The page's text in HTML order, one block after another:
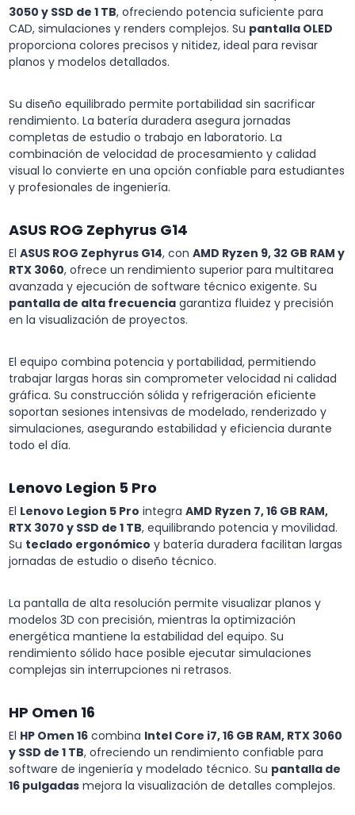
3050 y SSD de 1 TB, ofreciendo potencia suficiente para
CAD, simulaciones y renders complejos. Su pantalla OLED
proporciona colores precisos y nitidez, ideal para revisar
planos y modelos detallados.
Su diseño equilibrado permite portabilidad sin sacrificar
rendimiento. La batería duradera asegura jornadas
completas de estudio o trabajo en laboratorio. La
combinación de velocidad de procesamiento y calidad
visual lo convierte en una opción confiable para estudiantes
y profesionales de ingeniería.
ASUS ROG Zephyrus G14
El ASUS ROG Zephyrus G14, con AMD Ryzen 9, 32 GB RAM y
RTX 3060, ofrece un rendimiento superior para multitarea
avanzada y ejecución de software técnico exigente. Su
pantalla de alta frecuencia garantiza fluidez y precisión
en la visualización de proyectos.
El equipo combina potencia y portabilidad, permitiendo
trabajar largas horas sin comprometer velocidad ni calidad
gráfica. Su construcción sólida y refrigeración eficiente
soportan sesiones intensivas de modelado, renderizado y
simulaciones, asegurando estabilidad y eficiencia durante
todo el día.
Lenovo Legion 5 Pro
El Lenovo Legion 5 Pro integra AMD Ryzen 7, 16 GB RAM,
RTX 3070 y SSD de 1 TB, equilibrando potencia y movilidad.
Su teclado ergonómico y batería duradera facilitan largas
jornadas de estudio o diseño técnico.
La pantalla de alta resolución permite visualizar planos y
modelos 3D con precisión, mientras la optimización
energética mantiene la estabilidad del equipo. Su
rendimiento sólido hace posible ejecutar simulaciones
complejas sin interrupciones ni retrasos.
HP Omen 16
El HP Omen 16 combina Intel Core i7, 16 GB RAM, RTX 3060
y SSD de 1 TB, ofreciendo un rendimiento confiable para
software de ingeniería y modelado técnico. Su pantalla de
16 pulgadas mejora la visualización de detalles complejos.